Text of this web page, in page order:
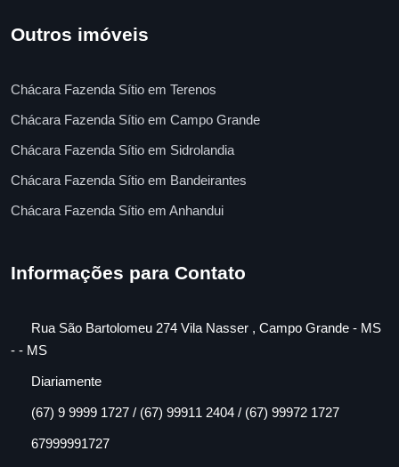
Outros imóveis
Chácara Fazenda Sítio em Terenos
Chácara Fazenda Sítio em Campo Grande
Chácara Fazenda Sítio em Sidrolandia
Chácara Fazenda Sítio em Bandeirantes
Chácara Fazenda Sítio em Anhandui
Informações para Contato
Rua São Bartolomeu 274 Vila Nasser , Campo Grande - MS
- - MS
Diariamente
(67) 9 9999 1727 / (67) 99911 2404 / (67) 99972 1727
67999991727